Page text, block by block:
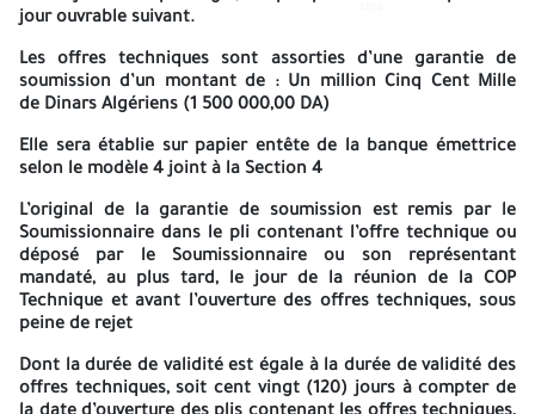
DIRECTION HAMRA
BP 481 Hassi Messaoud – W. ouargla
TEL : 029.46.50.00/01/02/09/13
AVIS D’APPEL D’OFFRES NATIONAL ouvert
N°34/HA-MN/2025
La Société National Sonatrach « SpA » Activité Exploration-
Production - Division Production - Direction Régionale Rhourde
Nouss – Direction Hamra - BP 481 Hassi Messaoud, Wilaya de
Ouargla lance un avis d’Appel d’Offres National ouvert pour :
jour ouvrable suivant.
Les offres techniques sont assorties d’une garantie de
soumission d’un montant de : Un million Cinq Cent Mille
de Dinars Algériens (1 500 000,00 DA)
Elle sera établie sur papier entête de la banque émettrice
selon le modèle 4 joint à la Section 4
L’original de la garantie de soumission est remis par le
Soumissionnaire dans le pli contenant l’offre technique ou
déposé par le Soumissionnaire ou son représentant
mandaté, au plus tard, le jour de la réunion de la COP
Technique et avant l’ouverture des offres techniques, sous
peine de rejet
Dont la durée de validité est égale à la durée de validité des
offres techniques, soit cent vingt (120) jours à compter de